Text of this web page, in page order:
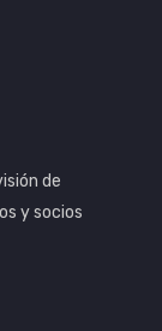
de
y socios